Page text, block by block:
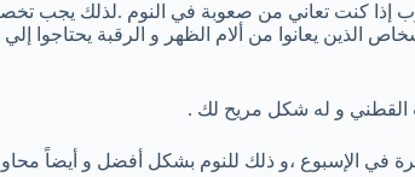
إذا كنت تعاني من صعوبة في النوم .لذلك يجب
الذين يعانوا من ألام الظهر و الرقبة يحتاجوا
و له شكل مريح لك .
في الإسبوع ،و ذلك للنوم بشكل أفضل و أيضاً